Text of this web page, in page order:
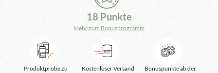
18 Punkte
Mehr zum Bonusprogramm
Produktprobe zu
Kostenloser Versand
Bonuspunkte ab der